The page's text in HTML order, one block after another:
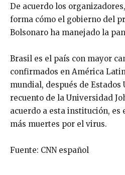
De acuerdo los
forma cómo el gobierno del
Bolsonaro ha manejado la
Brasil es el país con mayor
confirmados en América
mundial, después de Estados
recuento de la Universidad
acuerdo a esta institución, es
más muertes por el virus.
Fuente: CNN español